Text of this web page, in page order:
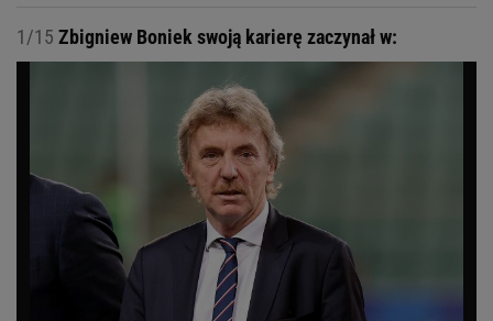
1/15 Zbigniew Boniek swoją karierę zaczynał w: